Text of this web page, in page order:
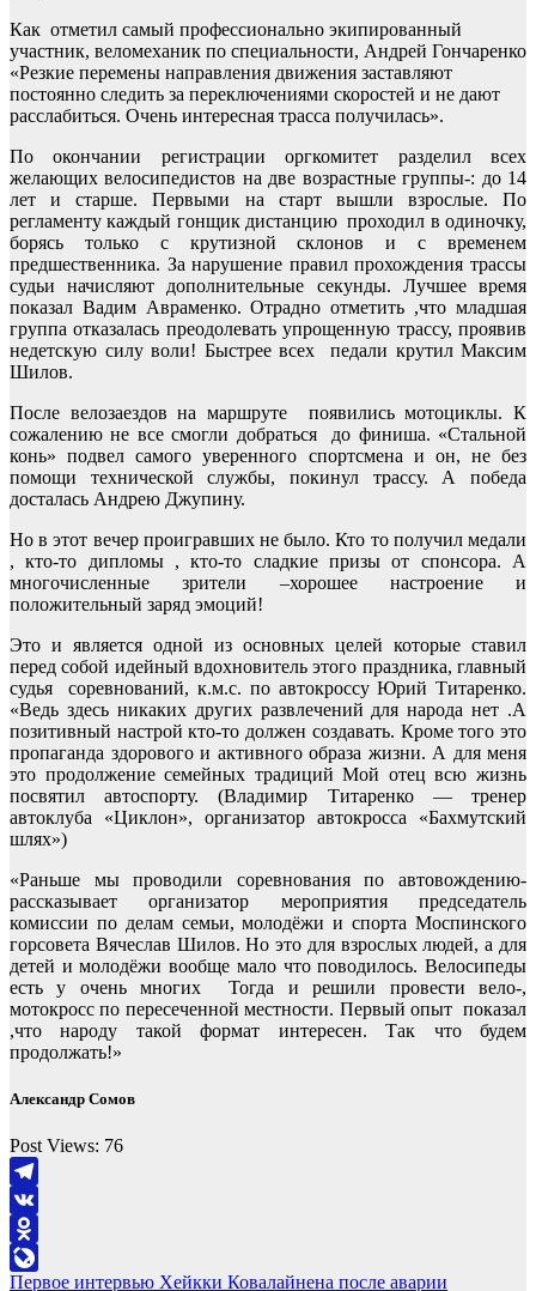
Как отметил самый профессионально экипированный
участник, веломеханик по специальности, Андрей Гончаренко
«Резкие перемены направления движения заставляют
постоянно следить за переключениями скоростей и не дают
расслабиться. Очень интересная трасса получилась».
По окончании регистрации оргкомитет разделил всех
желающих велосипедистов на две возрастные группы-: до 14
лет и старше. Первыми на старт вышли взрослые. По
регламенту каждый гонщик дистанцию проходил в одиночку,
борясь только с крутизной склонов и с временем
предшественника. За нарушение правил прохождения трассы
судьи начисляют дополнительные секунды. Лучшее время
показал Вадим Авраменко. Отрадно отметить ,что младшая
группа отказалась преодолевать упрощенную трассу, проявив
недетскую силу воли! Быстрее всех педали крутил Максим
Шилов.
После велозаездов на маршруте появились мотоциклы. К
сожалению не все смогли добраться до финиша. «Стальной
конь» подвел самого уверенного спортсмена и он, не без
помощи технической службы, покинул трассу. А победа
досталась Андрею Джупину.
Но в этот вечер проигравших не было. Кто то получил медали
, кто-то дипломы , кто-то сладкие призы от спонсора. А
многочисленные зрители –хорошее настроение и
положительный заряд эмоций!
Это и является одной из основных целей которые ставил
перед собой идейный вдохновитель этого праздника, главный
судья соревнований, к.м.с. по автокроссу Юрий Титаренко.
«Ведь здесь никаких других развлечений для народа нет .А
позитивный настрой кто-то должен создавать. Кроме того это
пропаганда здорового и активного образа жизни. А для меня
это продолжение семейных традиций Мой отец всю жизнь
посвятил автоспорту. (Владимир Титаренко — тренер
автоклуба «Циклон», организатор автокросса «Бахмутский
шлях»)
«Раньше мы проводили соревнования по автовождению-
рассказывает организатор мероприятия председатель
комиссии по делам семьи, молодёжи и спорта Моспинского
горсовета Вячеслав Шилов. Но это для взрослых людей, а для
детей и молодёжи вообще мало что поводилось. Велосипеды
есть у очень многих Тогда и решили провести вело-,
мотокросс по пересеченной местности. Первый опыт показал
,что народу такой формат интересен. Так что будем
продолжать!»
Александр Сомов
Post Views: 76
Telegram
VK
Odnoklassniki
LiveJournal
Первое интервью Хейкки Ковалайнена после аварии